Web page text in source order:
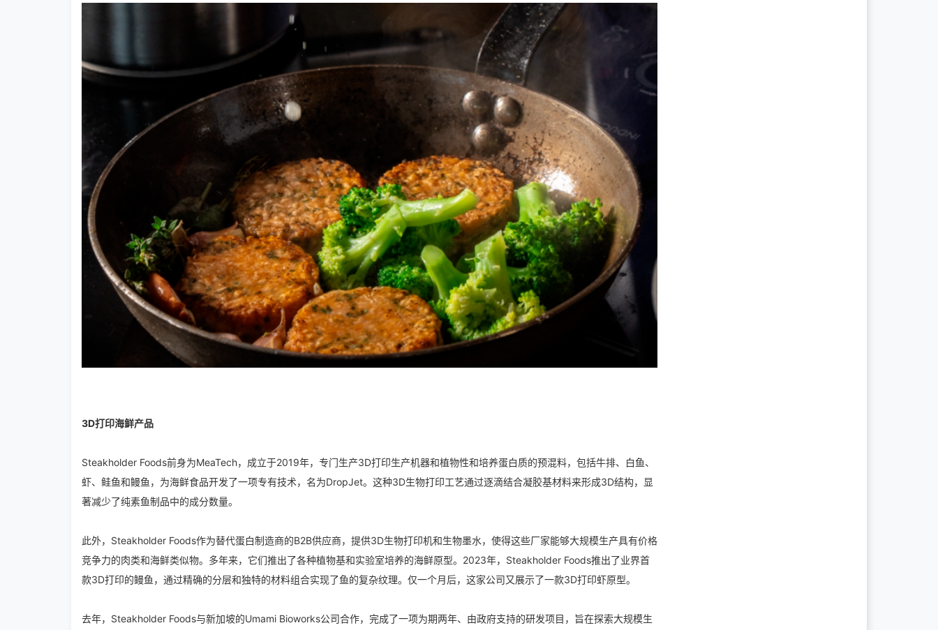
3D打印海鲜产品
Steakholder Foods前身为MeaTech，成立于2019年，专门生产3D打印生产机器和植物性和培养蛋白质的预混料，包括牛排、白鱼、
虾、鲑鱼和鳗鱼，为海鲜食品开发了一项专有技术，名为DropJet。这种3D生物打印工艺通过逐滴结合凝胶基材料来形成3D结构，显
著减少了纯素鱼制品中的成分数量。
此外，Steakholder Foods作为替代蛋白制造商的B2B供应商，提供3D生物打印机和生物墨水，使得这些厂家能够大规模生产具有价格
竞争力的肉类和海鲜类似物。多年来，它们推出了各种植物基和实验室培养的海鲜原型。2023年，Steakholder Foods推出了业界首
款3D打印的鳗鱼，通过精确的分层和独特的材料组合实现了鱼的复杂纹理。仅一个月后，这家公司又展示了一款3D打印虾原型。
去年，Steakholder Foods与新加坡的Umami Bioworks公司合作，完成了一项为期两年、由政府支持的研发项目，旨在探索大规模生